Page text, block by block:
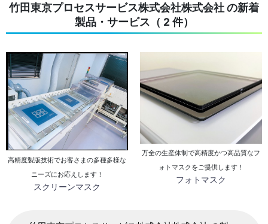
竹田東京プロセスサービス株式会社株式会社 の新着
製品・サービス（ 2 件）
高精度製版技術でお客さまの多種多様な
ニーズにお応えします！
スクリーンマスク
万全の生産体制で高精度かつ高品質なフ
ォトマスクをご提供します！
フォトマスク